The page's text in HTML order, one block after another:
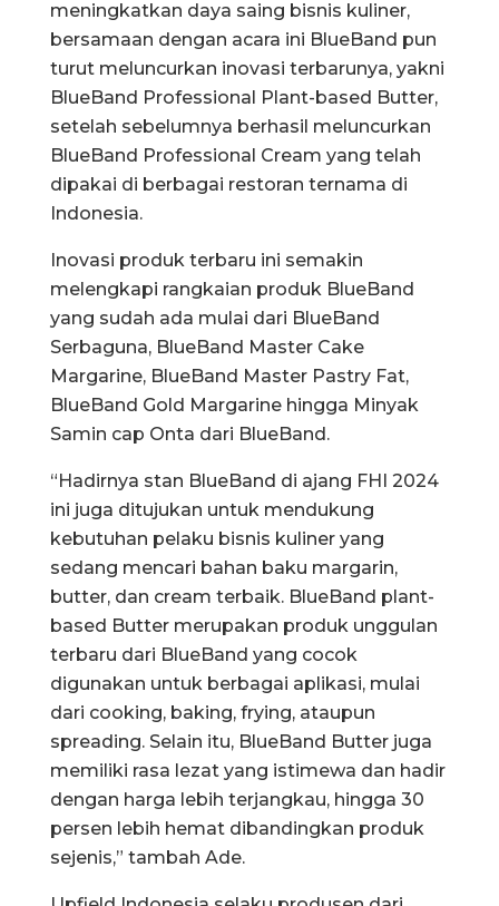
meningkatkan daya saing bisnis kuliner,
bersamaan dengan acara ini BlueBand pun
turut meluncurkan inovasi terbarunya, yakni
BlueBand Professional Plant-based Butter,
setelah sebelumnya berhasil meluncurkan
BlueBand Professional Cream yang telah
dipakai di berbagai restoran ternama di
Indonesia.
Inovasi produk terbaru ini semakin
melengkapi rangkaian produk BlueBand
yang sudah ada mulai dari BlueBand
Serbaguna, BlueBand Master Cake
Margarine, BlueBand Master Pastry Fat,
BlueBand Gold Margarine hingga Minyak
Samin cap Onta dari BlueBand.
“Hadirnya stan BlueBand di ajang FHI 2024
ini juga ditujukan untuk mendukung
kebutuhan pelaku bisnis kuliner yang
sedang mencari bahan baku margarin,
butter, dan cream terbaik. BlueBand plant-
based Butter merupakan produk unggulan
terbaru dari BlueBand yang cocok
digunakan untuk berbagai aplikasi, mulai
dari cooking, baking, frying, ataupun
spreading. Selain itu, BlueBand Butter juga
memiliki rasa lezat yang istimewa dan hadir
dengan harga lebih terjangkau, hingga 30
persen lebih hemat dibandingkan produk
sejenis,” tambah Ade.